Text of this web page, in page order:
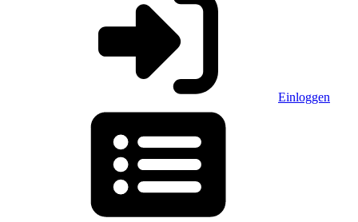
Einloggen